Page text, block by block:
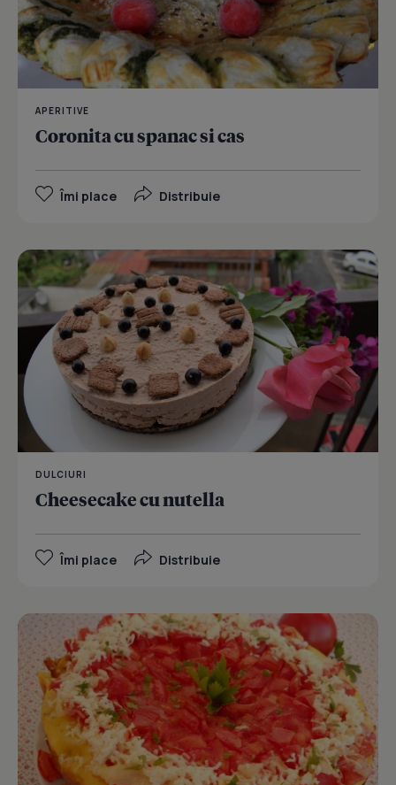
APERITIVE
Coronita cu spanac si cas
Îmi place Distribuie
DULCIURI
Cheesecake cu nutella
Îmi place Distribuie